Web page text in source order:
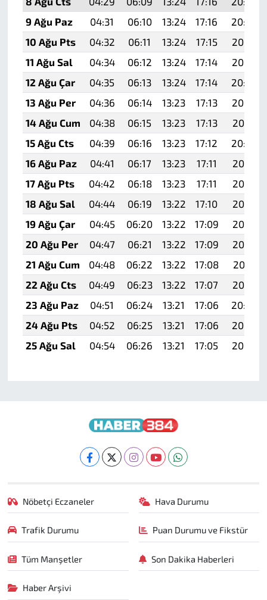
9 Ağu Paz
04:31 06:10 13:24 17:16
20:28
10 Ağu Pts
04:32 06:11 13:24 17:15
20:27
11 Ağu Sal
04:34 06:12 13:24 17:14
20:25
12 Ağu Çar
04:35 06:13 13:24 17:14
20:24
13 Ağu Per
04:36 06:14 13:23 17:13
20:23
14 Ağu Cum
04:38 06:15 13:23 17:13
20:21
15 Ağu Cts
04:39 06:16 13:23 17:12
20:20
16 Ağu Paz
04:41 06:17 13:23 17:11
20:19
17 Ağu Pts
04:42 06:18 13:23 17:11
20:17
18 Ağu Sal
04:44 06:19 13:22 17:10
20:16
19 Ağu Çar
04:45 06:20 13:22 17:09
20:14
20 Ağu Per
04:47 06:21 13:22 17:09
20:13
21 Ağu Cum
04:48 06:22 13:22 17:08
20:11
22 Ağu Cts
04:49 06:23 13:22 17:07
20:10
23 Ağu Paz
04:51 06:24 13:21 17:06
20:08
24 Ağu Pts
04:52 06:25 13:21 17:06
20:07
25 Ağu Sal
04:54 06:26 13:21 17:05 20:05
Nöbetçi Eczaneler Hava Durumu
Trafik Durumu Puan Durumu ve Fikstür
Tüm Manşetler Son Dakika Haberleri
Haber Arşivi